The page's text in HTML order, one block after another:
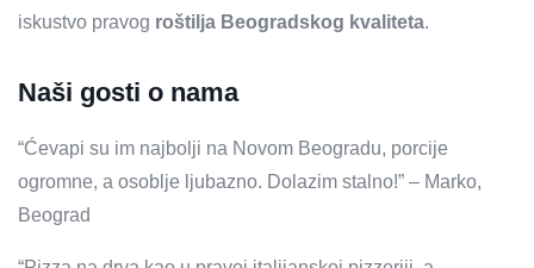
iskustvo pravog roštilja Beogradskog kvaliteta.
Naši gosti o nama
“Ćevapi su im najbolji na Novom Beogradu, porcije
ogromne, a osoblje ljubazno. Dolazim stalno!” – Marko,
Beograd